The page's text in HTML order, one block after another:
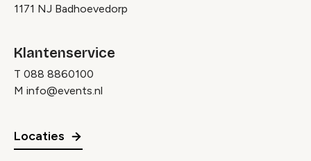
1171 NJ Badhoevedorp
Klantenservice
T 088 8860100
M info@events.nl
Locaties